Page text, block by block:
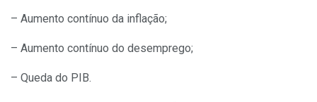
– Aumento contínuo da inflação;
– Aumento contínuo do desemprego;
– Queda do PIB.